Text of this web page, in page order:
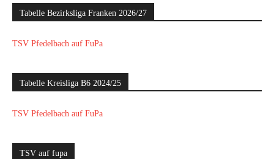
Tabelle Bezirksliga Franken 2026/27
TSV Pfedelbach auf FuPa
Tabelle Kreisliga B6 2024/25
TSV Pfedelbach auf FuPa
TSV auf fupa